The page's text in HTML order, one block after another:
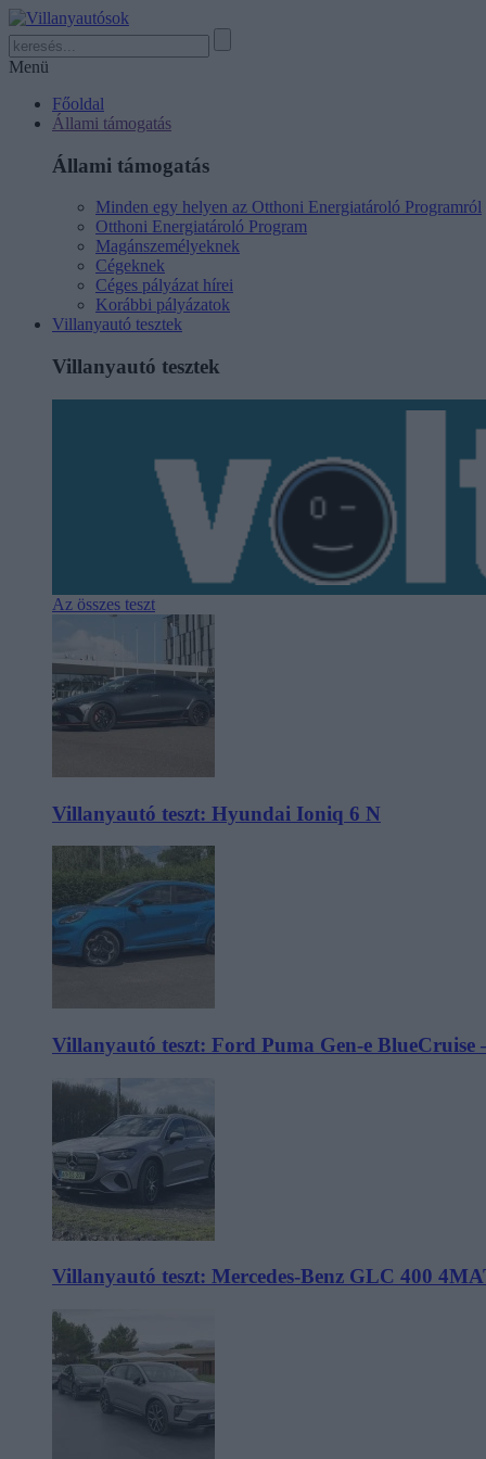
Menü
Főoldal
Állami támogatás
Állami támogatás
Minden egy helyen az Otthoni Energiatároló Programról
Otthoni Energiatároló Program
Magánszemélyeknek
Cégeknek
Céges pályázat hírei
Korábbi pályázatok
Villanyautó tesztek
Villanyautó tesztek
Az összes teszt
Villanyautó teszt: Hyundai Ioniq 6 N
Villanyautó teszt: Ford Puma Gen-e
Villanyautó teszt: Mercedes-Benz GLC 400